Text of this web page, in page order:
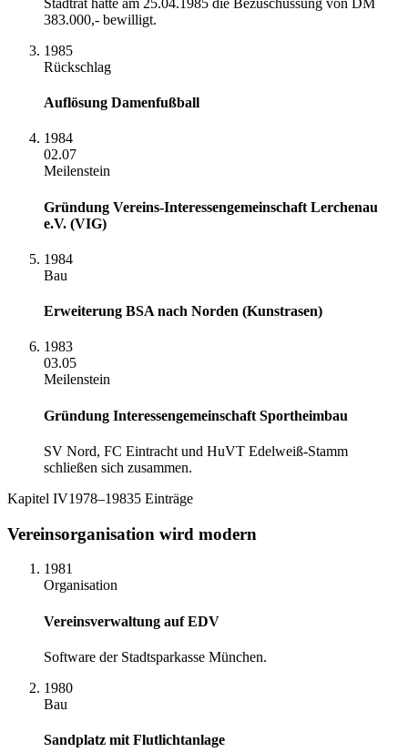
383.000,- bewilligt.
1985
Rückschlag
Auflösung Damenfußball
1984
02.07
Meilenstein
Gründung Vereins-Interessengemeinschaft Lerchenau
e.V. (VIG)
1984
Bau
Erweiterung BSA nach Norden (Kunstrasen)
1983
03.05
Meilenstein
Gründung Interessengemeinschaft Sportheimbau
SV Nord, FC Eintracht und HuVT Edelweiß-Stamm
schließen sich zusammen.
Kapitel IV1978–19835 Einträge
Vereinsorganisation wird modern
1981
Organisation
Vereinsverwaltung auf EDV
Software der Stadtsparkasse München.
1980
Bau
Sandplatz mit Flutlichtanlage